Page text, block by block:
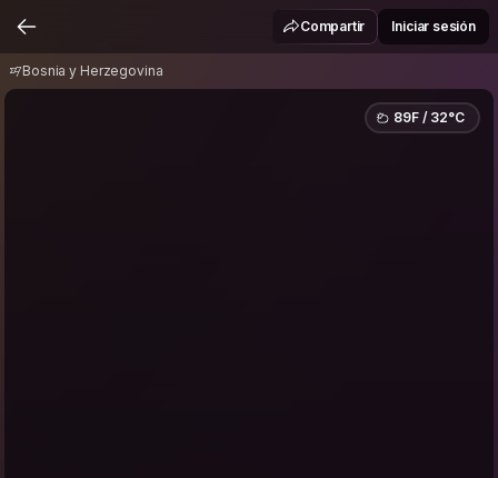
Compartir Iniciar sesión
Bosnia y Herzegovina
89F / 32°C